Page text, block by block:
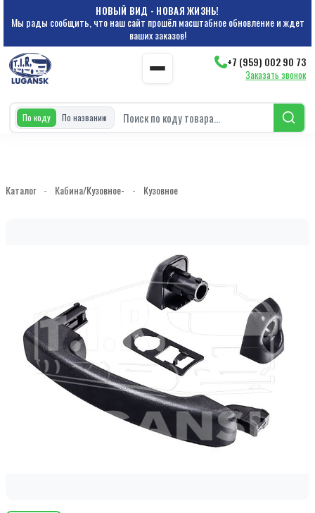
НОВЫЙ ВИД - НОВАЯ ЖИЗНЬ!
Мы рады сообщить, что наш сайт прошёл масштабное обновление и ждет
ваших заказов!
+7 (959) 002 90 73
Заказать звонок
По коду По названию
Каталог - Кабина/Кузовное- - Кузовное